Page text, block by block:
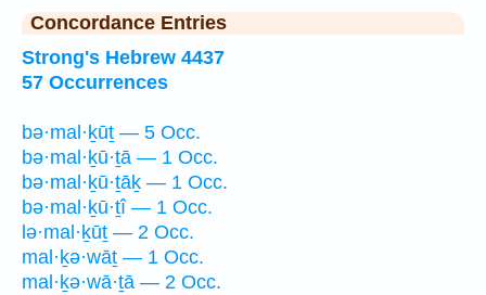
Concordance Entries
Strong's Hebrew 4437
57 Occurrences
bə·mal·ḵūṯ — 5 Occ.
bə·mal·ḵū·ṯā — 1 Occ.
bə·mal·ḵū·ṯāḵ — 1 Occ.
bə·mal·ḵū·ṯî — 1 Occ.
lə·mal·ḵūṯ — 2 Occ.
mal·ḵə·wāṯ — 1 Occ.
mal·ḵə·wā·ṯā — 2 Occ.